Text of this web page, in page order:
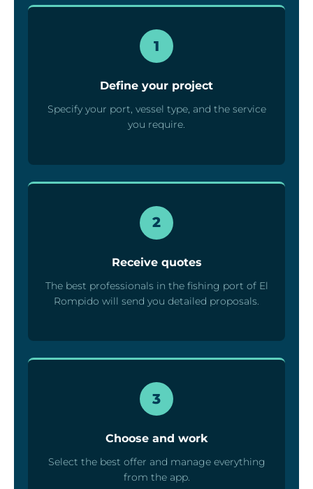
1
Define your project
Specify your port, vessel type, and the service
you require.
2
Receive quotes
The best professionals in the fishing port of El
Rompido will send you detailed proposals.
3
Choose and work
Select the best offer and manage everything
from the app.